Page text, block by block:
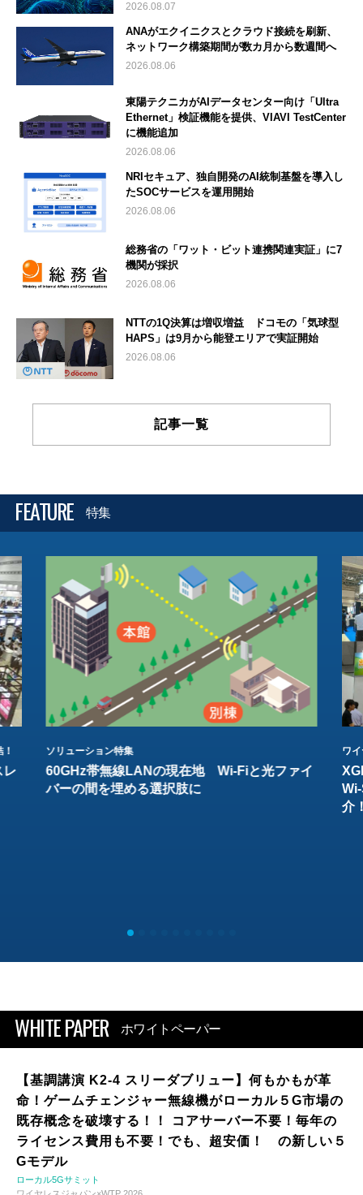
2026.08.07
ANAがエクイニクスとクラウド接続を刷新、
ネットワーク構築期間が数カ月から数週間へ
2026.08.06
東陽テクニカがAIデータセンター向け「Ultra
Ethernet」検証機能を提供、VIAVI TestCenter
に機能追加
2026.08.06
NRIセキュア、独自開発のAI統制基盤を導入し
たSOCサービスを運用開始
2026.08.06
総務省の「ワット・ビット連携関連実証」に7
機関が採択
2026.08.06
NTTの1Q決算は増収増益 ドコモの「気球型
HAPS」は9月から能登エリアで実証開始
2026.08.06
記事一覧
FEATURE 特集
レ
ソリューション特集
60GHz帯無線LANの現在地 Wi-Fiと光ファイ
バーの間を埋める選択肢に
ワ
介
WHITE PAPER ホワイトペーパー
【基調講演 K2-4 スリーダブリュー】何もかもが革
命！ゲームチェンジャー無線機がローカル５G市場の
既存概念を破壊する！！ コアサーバー不要！毎年の
ライセンス費用も不要！でも、超安価！ の新しい５
Gモデル
ローカル5Gサミット